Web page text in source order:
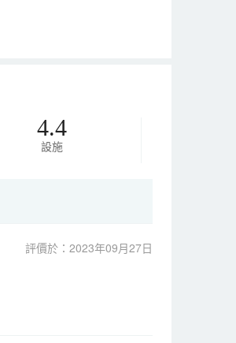
4.4
設施
評價於：2023年09月27日